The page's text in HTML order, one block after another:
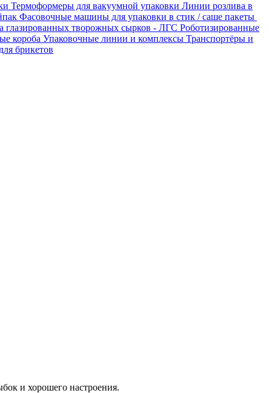
Термоформеры для вакуумной упаковки Линии розлива в
Фасовочные машины для упаковки в стик / саше пакеты
глазированных творожных сырков - ЛГС Роботизированные
короба Упаковочные линии и комплексы Транспортёры и
брикетов
и хорошего настроения.